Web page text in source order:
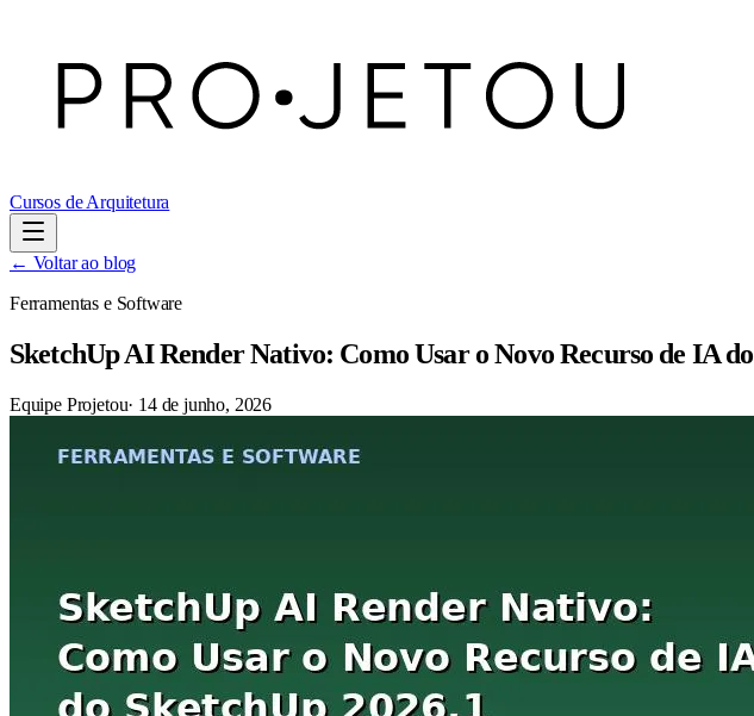
Cursos de Arquitetura
← Voltar ao blog
Ferramentas e Software
SketchUp AI Render Nativo: Como Usar o Novo Recurso de IA
Equipe Projetou· 14 de junho, 2026